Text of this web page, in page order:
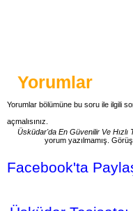
Yorumlar
Yorumlar bölümüne bu soru ile ilgili
açmalısınız.
Üsküdar'da En Güvenilir Ve Hızlı
yorum yazılmamış.
Facebook'ta